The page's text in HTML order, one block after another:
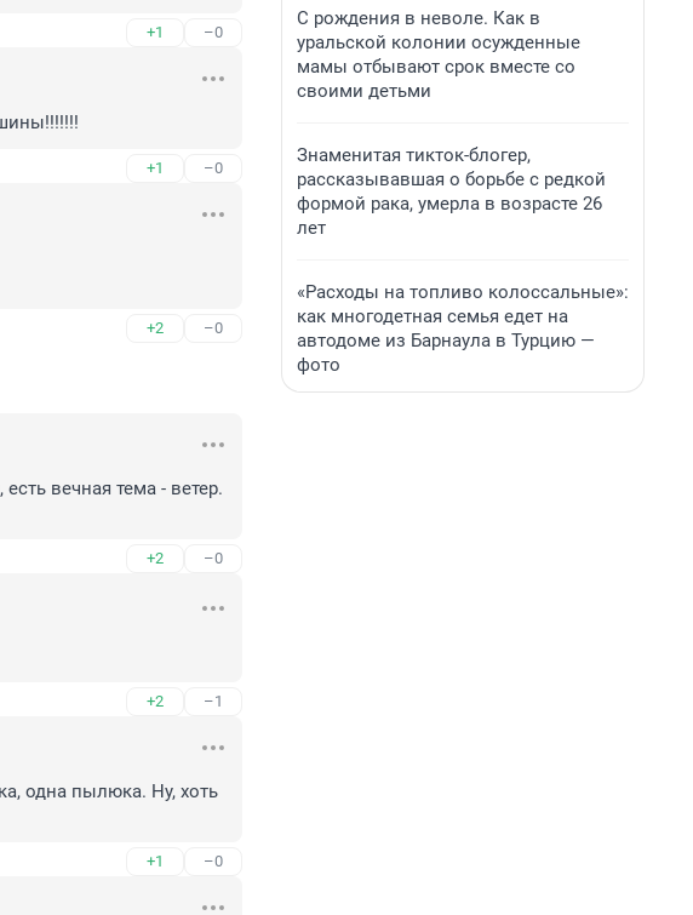
+1 –0
+1 –0
+2 –0
вечная тема - ветер.
+2 –0
+2 –1
одна пылюка. Ну, хоть
+1 –0
С рождения в неволе. Как в
уральской колонии осужденные
мамы отбывают срок вместе со
своими детьми
Знаменитая тикток-блогер,
рассказывавшая о борьбе с редкой
формой рака, умерла в возрасте 26
лет
«Расходы на топливо колоссальные»:
как многодетная семья едет на
автодоме из Барнаула в Турцию —
фото